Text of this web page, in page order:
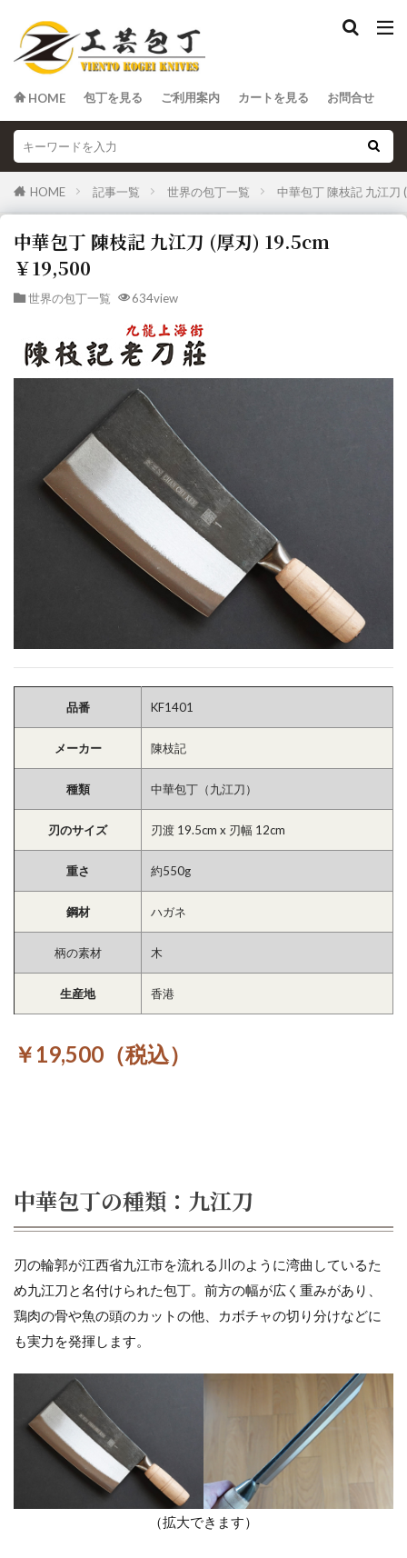
HOME 包丁を見る ご利用案内 カートを見る お問合せ
HOME 記事一覧 世界の包丁一覧 中華包丁 陳枝記 九江
中華包丁 陳枝記 九江刀 (厚刃) 19.5cm
￥19,500
世界の包丁一覧 634view
品番 KF1401
メーカー 陳枝記
種類 中華包丁（九江刀）
刃のサイズ 刃渡 19.5cm x 刃幅 12cm
重さ 約550g
鋼材 ハガネ
柄の素材 木
生産地 香港
￥19,500（税込）
中華包丁の種類：九江刀
刃の輪郭が江西省九江市を流れる川のように湾曲しているた
め九江刀と名付けられた包丁。前方の幅が広く重みがあり、
鶏肉の骨や魚の頭のカットの他、カボチャの切り分けなどに
も実力を発揮します。
（拡大できます）